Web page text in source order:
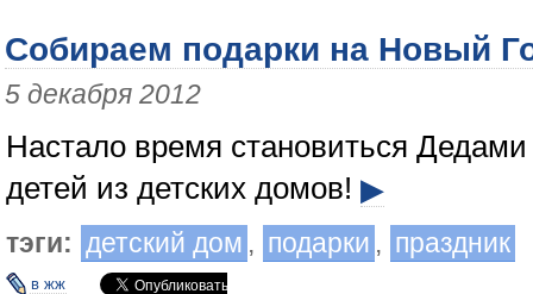
Собираем подарки на Новый
5 декабря 2012
Настало время становиться
детей из детских домов! ▶
тэги: детский дом , подарки , праздник
в жж